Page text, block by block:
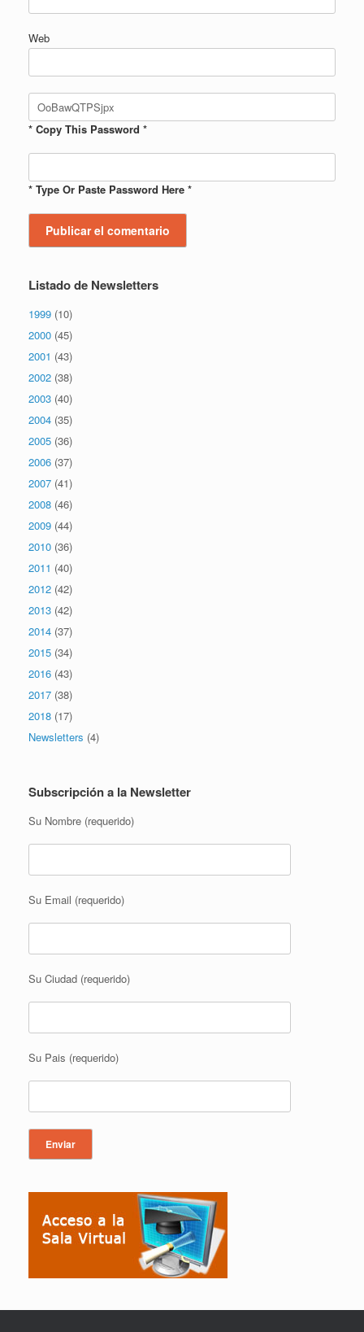
Web
* Copy This Password *
* Type Or Paste Password Here *
Listado de Newsletters
1999 (10)
2000 (45)
2001 (43)
2002 (38)
2003 (40)
2004 (35)
2005 (36)
2006 (37)
2007 (41)
2008 (46)
2009 (44)
2010 (36)
2011 (40)
2012 (42)
2013 (42)
2014 (37)
2015 (34)
2016 (43)
2017 (38)
2018 (17)
Newsletters (4)
Subscripción a la Newsletter
Su Nombre (requerido)
Su Email (requerido)
Su Ciudad (requerido)
Su Pais (requerido)